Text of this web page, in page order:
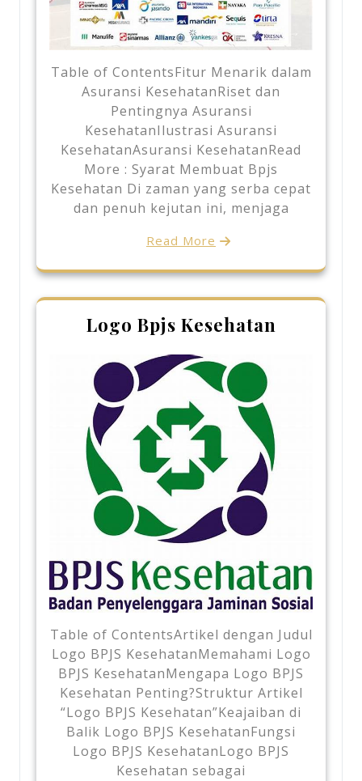
Table of ContentsFitur Menarik dalam
Asuransi KesehatanRiset dan
Pentingnya Asuransi
KesehatanIlustrasi Asuransi
KesehatanAsuransi KesehatanRead
More : Syarat Membuat Bpjs
Kesehatan Di zaman yang serba cepat
dan penuh kejutan ini, menjaga
Read More
Logo Bpjs Kesehatan
Table of ContentsArtikel dengan Judul
Logo BPJS KesehatanMemahami Logo
BPJS KesehatanMengapa Logo BPJS
Kesehatan Penting?Struktur Artikel
“Logo BPJS Kesehatan”Keajaiban di
Balik Logo BPJS KesehatanFungsi
Logo BPJS KesehatanLogo BPJS
Kesehatan sebagai